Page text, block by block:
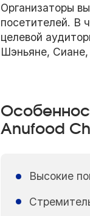
Организаторы
посетителей. В
целевой
Шэньяне,
Anufood
Высокие